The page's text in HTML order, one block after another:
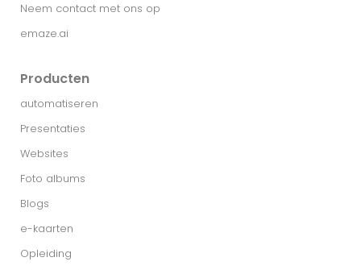
Neem contact met ons op
emaze.ai
Producten
automatiseren
Presentaties
Websites
Foto albums
Blogs
e-kaarten
Opleiding